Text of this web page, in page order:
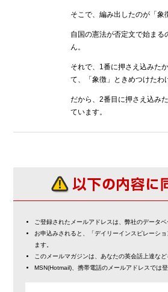
そこで、編み出したのが「象
自国の憲法が否定文で始ま
ん。
それで、1番に押さえ込みた
て、「象徴」ときめつけたわ
だから、2番目に押さえ込み
ています。
ご登録されたメールアドレスは、弊社のデータ
お申込みされると、「デイリーインスピレーシ
ます。
このメールマガジンは、あなたの英会話上達な
MSN(Hotmail)、携帯電話のメールアドレスでは登